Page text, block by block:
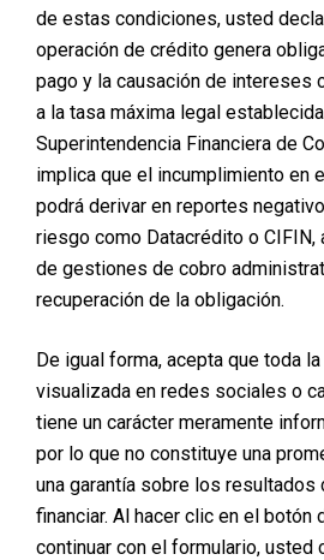
de estas condiciones, usted
operación de crédito genera
pago y la causación de intereses
a la tasa máxima legal
Superintendencia Financiera de
implica que el incumplimiento en
podrá derivar en reportes
riesgo como Datacrédito o
de gestiones de cobro
recuperación de la obligación.
De igual forma, acepta que toda
visualizada en redes sociales o
tiene un carácter meramente
por lo que no constituye una
una garantía sobre los
financiar. Al hacer clic en el botón
continuar con el formulario, usted